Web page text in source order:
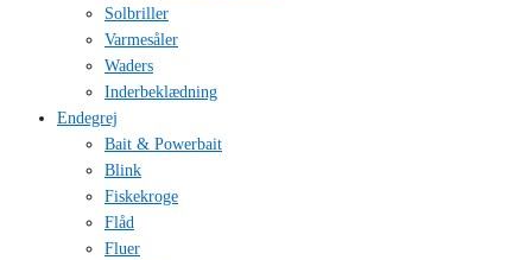
Solbriller
Varmesåler
Waders
Inderbeklædning
Endegrej
Bait & Powerbait
Blink
Fiskekroge
Flåd
Fluer